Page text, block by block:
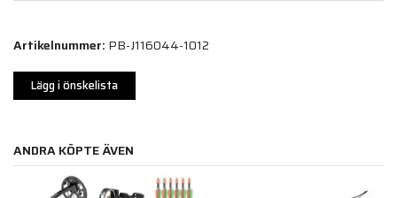
Artikelnummer: PB-J116044-1012
Lägg i önskelista
ANDRA KÖPTE ÄVEN